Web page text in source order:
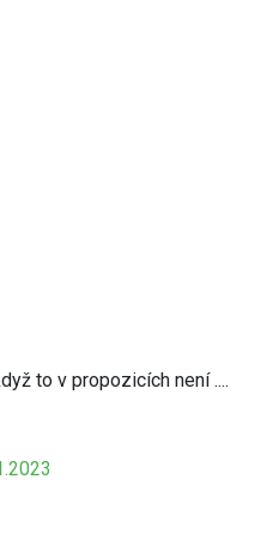
to v propozicích není ....